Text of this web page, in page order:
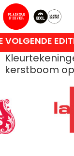
VOLGENDE
kerstboom